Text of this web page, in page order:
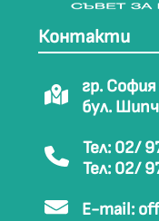
Контакти
гр. София
бул.
Тел: 02/
Тел: 02/
E-mail: